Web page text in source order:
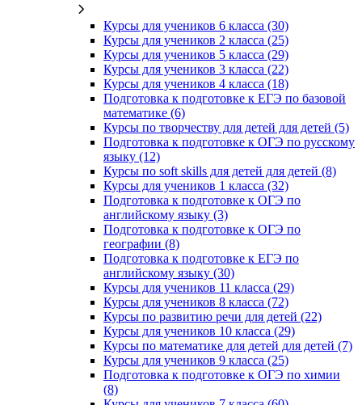
Курсы для учеников 6 класса (30)
Курсы для учеников 2 класса (25)
Курсы для учеников 5 класса (29)
Курсы для учеников 3 класса (22)
Курсы для учеников 4 класса (18)
Подготовка к подготовке к ЕГЭ по базовой
математике (6)
Курсы по творчеству для детей для детей (5)
Подготовка к подготовке к ОГЭ по русскому
языку (12)
Курсы по soft skills для детей для детей (8)
Курсы для учеников 1 класса (32)
Подготовка к подготовке к ОГЭ по
английскому языку (3)
Подготовка к подготовке к ОГЭ по
географии (8)
Подготовка к подготовке к ЕГЭ по
английскому языку (30)
Курсы для учеников 11 класса (29)
Курсы для учеников 8 класса (72)
Курсы по развитию речи для детей (22)
Курсы для учеников 10 класса (29)
Курсы по математике для детей для детей (7)
Курсы для учеников 9 класса (25)
Подготовка к подготовке к ОГЭ по химии
(8)